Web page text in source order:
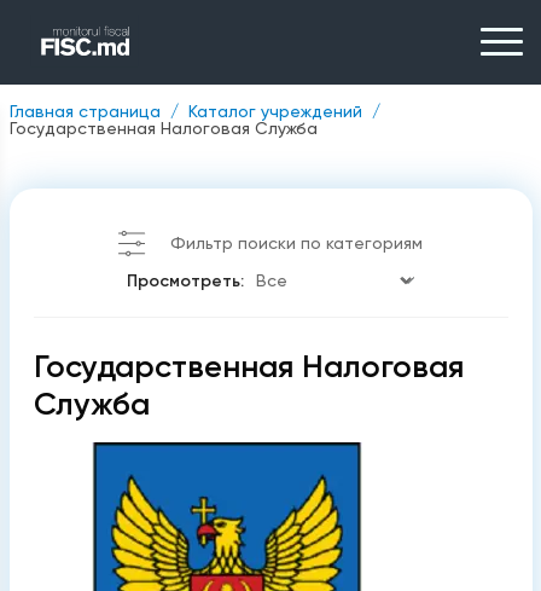
Главная страница
Каталог учреждений
Государственная Налоговая Служба
Фильтр поиски по категориям
Просмотреть:
Государственная Налоговая
Служба